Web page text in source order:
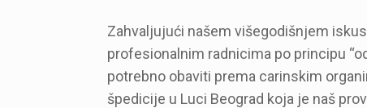
Zahvaljujući našem višegodišnjem
profesionalnim radnicima po principu
potrebno obaviti prema carinskim
špedicije u Luci Beograd koja je naš